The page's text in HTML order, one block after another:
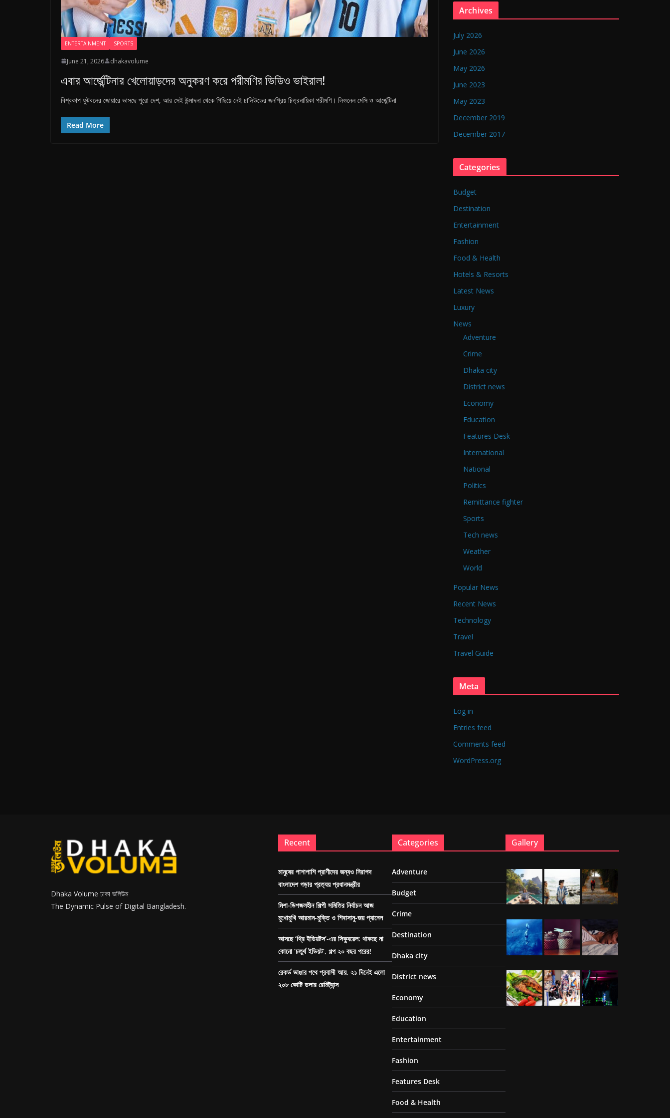
ENTERTAINMENT SPORTS
June 21, 2026 dhakavolume
এবার আর্জেন্টিনার খেলোয়াড়দের অনুকরণ করে পরীমণির ভিডিও ভাইরাল!
বিশ্বকাপ ফুটবলের জোয়ারে ভাসছে পুরো দেশ, আর সেই উন্মাদনা থেকে পিছিয়ে নেই ঢালিউডের জনপ্রিয় চিত্রনায়িকা পরীমণি। লিওনেল মেসি ও আর্জেন্টিনা
Read More
Archives
July 2026
June 2026
May 2026
June 2023
May 2023
December 2019
December 2017
Categories
Budget
Destination
Entertainment
Fashion
Food & Health
Hotels & Resorts
Latest News
Luxury
News
Adventure
Crime
Dhaka city
District news
Economy
Education
Features Desk
International
National
Politics
Remittance fighter
Sports
Tech news
Weather
World
Popular News
Recent News
Technology
Travel
Travel Guide
Meta
Log in
Entries feed
Comments feed
WordPress.org
Dhaka Volume ঢাকা ভলিউম
The Dynamic Pulse of Digital Bangladesh.
Recent
মানুষের পাশাপাশি প্রাণীদের জন্যও নিরাপদ
বাংলাদেশ গড়ার প্রত্যয় প্রধানমন্ত্রীর
মিশা-ডিপজলহীন শিল্পী সমিতির নির্বাচন আজ
মুখোমুখি আরমান-মুক্তি ও শিবাসানু-জয় প্যানেল
আসছে ‘থ্রি ইডিয়টস’-এর সিক্যুয়েল: থাকছে না
কোনো ‘চতুর্থ ইডিয়ট’, গল্প ২০ বছর পরের!
রেকর্ড ভাঙার পথে প্রবাসী আয়, ২১ দিনেই এলো
২০৮ কোটি ডলার রেমিট্যান্স
Categories
Adventure
Budget
Crime
Destination
Dhaka city
District news
Economy
Education
Entertainment
Fashion
Features Desk
Food & Health
Gallery